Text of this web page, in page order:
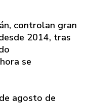
controlan gran
2014, tras
se
agosto de